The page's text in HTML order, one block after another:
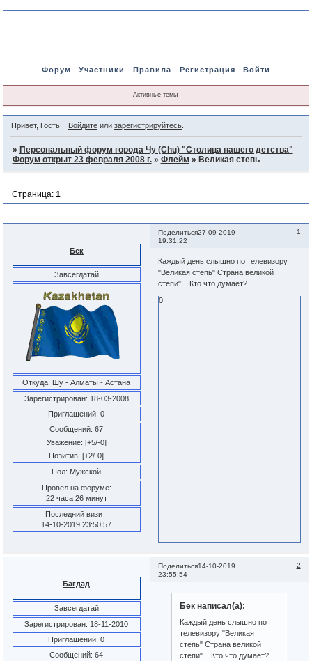
Форум Участники Правила Регистрация Войти
Активные темы
Привет, Гость! Войдитеили зарегистрируйтесь.
» Персональный форум города Чу (Chu) "Столица нашего детства"
Форум открыт 23 февраля 2008 г. » Флейм » Великая степь
Страница: 1
Поделиться 1
27-09-2019
19:31:22
Бек
Завсегдатай
Откуда: Шу - Алматы - Астана
Зарегистрирован: 18-03-2008
Приглашений: 0
Сообщений: 67
Уважение: [+5/-0]
Позитив: [+2/-0]
Пол: Мужской
Провел на форуме:
22 часа 26 минут
Последний визит:
14-10-2019 23:50:57
Каждый день слышно по телевизору
"Великая степь" Страна великой
степи"... Кто что думает?
0
Поделиться 2
14-10-2019
23:55:54
Багдад
Завсегдатай
Зарегистрирован: 18-11-2010
Приглашений: 0
Сообщений: 64
Бек написал(а):
Каждый день слышно по
телевизору "Великая
степь" Страна великой
степи"... Кто что думает?